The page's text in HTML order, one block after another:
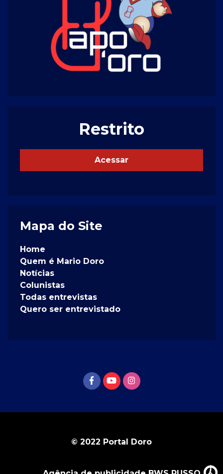
Restrito
Acessar
Mapa do Site
Home
Quem é Mario Doro
Notícias
Colunistas
Todas entrevistas
Quero ser entrevistado
© 2022 Portal Doro